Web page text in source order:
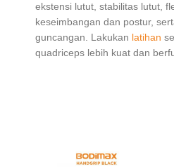
ekstensi lutut, stabilitas lutut,
keseimbangan dan postur,
guncangan. Lakukan latihan
quadriceps lebih kuat dan